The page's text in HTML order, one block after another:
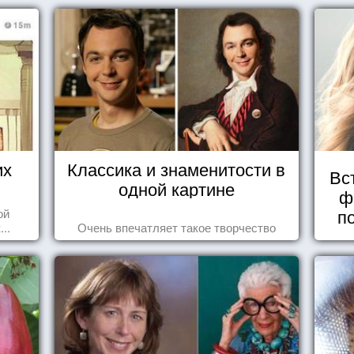
к покою.
Классика и знаменитости в
одной картине
Очень впечатляет такое творчество